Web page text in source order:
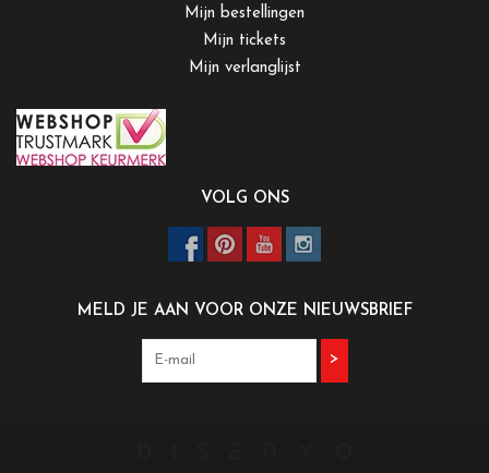
Mijn bestellingen
Mijn tickets
Mijn verlanglijst
VOLG ONS
MELD JE AAN VOOR ONZE NIEUWSBRIEF
>